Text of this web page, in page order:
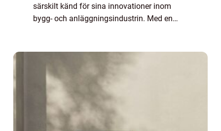
särskilt känd för sina innovationer inom
bygg- och anläggningsindustrin. Med en